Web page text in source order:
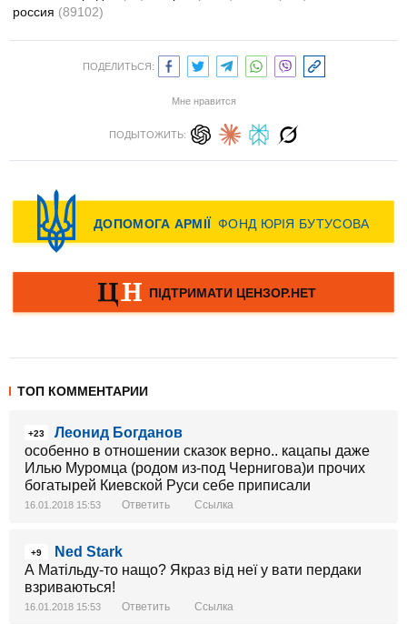
россия (89102)
ПОДЕЛИТЬСЯ:
Мне нравится
ПОДЫТОЖИТЬ:
ТОП КОММЕНТАРИИ
+23
Леонид Богданов
особенно в отношении сказок верно.. кацапы даже
Илью Муромца (родом из-под Чернигова)и прочих
богатырей Киевской Руси себе приписали
16.01.2018 15:53 Ответить Ссылка
+9
Ned Stark
А Матільду-то нащо? Якраз від неї у вати пердаки
взриваються!
16.01.2018 15:53 Ответить Ссылка